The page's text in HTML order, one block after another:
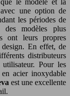
une option de
les périodes de
des modèles plus
ont leurs propres
design. En effet, de
distributeurs
Pour les
acier inoxydable
est une excellente